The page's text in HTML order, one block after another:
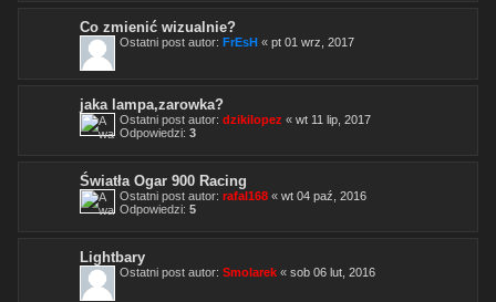
Co zmienić wizualnie?
Ostatni post autor: FrEsH « pt 01 wrz, 2017
jaka lampa,zarowka?
Ostatni post autor: dzikilopez « wt 11 lip, 2017
Odpowiedzi: 3
Światła Ogar 900 Racing
Ostatni post autor: rafal168 « wt 04 paź, 2016
Odpowiedzi: 5
Lightbary
Ostatni post autor: Smolarek « sob 06 lut, 2016